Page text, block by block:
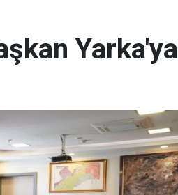
Yarka'ya